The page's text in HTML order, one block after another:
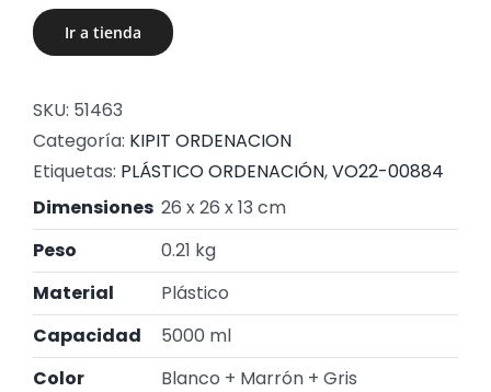
Ir a tienda
SKU: 51463
Categoría: KIPIT ORDENACION
Etiquetas: PLÁSTICO ORDENACIÓN,VO22-00884
Dimensiones 26 x 26 x 13 cm
Peso
0.21 kg
Material
Plástico
Capacidad
5000 ml
Color
Blanco + Marrón + Gris